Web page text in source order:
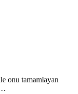
onu tamamlayan